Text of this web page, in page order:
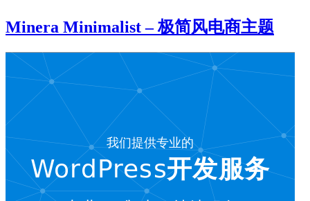
Minera Minimalist – 极简风电商主题